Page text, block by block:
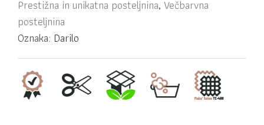
Prestižna in unikatna posteljnina, Večbarvna
posteljnina
Oznaka: Darilo